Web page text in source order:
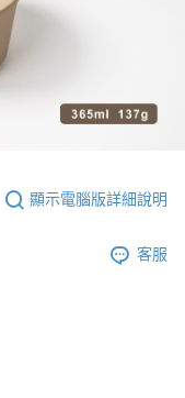
顯示電腦版詳細說明
客服